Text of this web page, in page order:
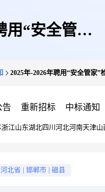
“安全管家”
2025年-2026年聘用“安全管家”
告 重新招标 中标通知
浙江山东湖北四川 河北河南天津山
河北省 邯郸市 磁县